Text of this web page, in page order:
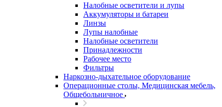
Налобные осветители и лупы
Аккумуляторы и батареи
Линзы
Лупы налобные
Налобные осветители
Принадлежности
Рабочее место
Фильтры
Наркозно-дыхательное оборудование
Операционные столы, Медицинская мебель,
Общебольничное